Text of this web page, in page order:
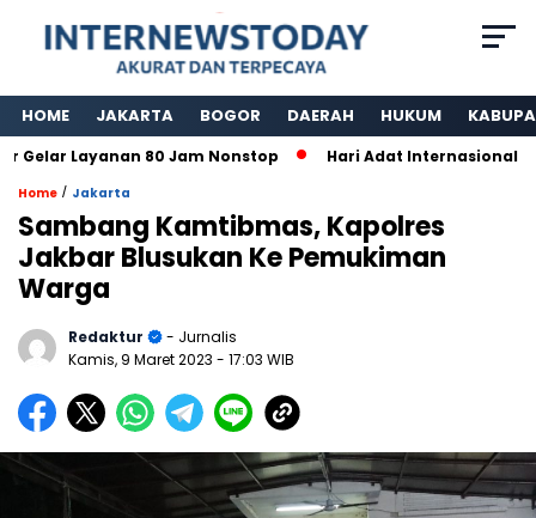
HOME JAKARTA BOGOR DAERAH HUKUM
Layanan 80 Jam Nonstop Hari Adat Internasional Ke
Home / Jakarta
Sambang Kamtibmas, Kapolres
Jakbar Blusukan Ke Pemukiman
Warga
Redaktur
- Jurnalis
Kamis, 9 Maret 2023 - 17:03 WIB